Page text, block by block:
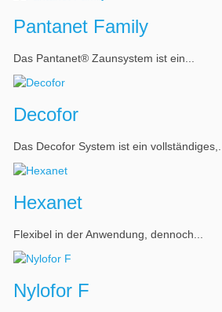
Pantanet Family
Das Pantanet® Zaunsystem ist ein...
Decofor
Das Decofor System ist ein vollständiges,...
Hexanet
Flexibel in der Anwendung, dennoch...
Nylofor F